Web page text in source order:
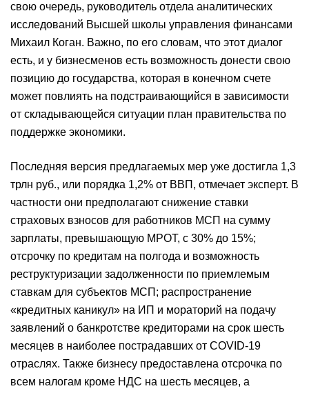
свою очередь, руководитель отдела аналитических
исследований Высшей школы управления финансами
Михаил Коган. Важно, по его словам, что этот диалог
есть, и у бизнесменов есть возможность донести свою
позицию до государства, которая в конечном счете
может повлиять на подстраивающийся в зависимости
от складывающейся ситуации план правительства по
поддержке экономики.
Последняя версия предлагаемых мер уже достигла 1,3
трлн руб., или порядка 1,2% от ВВП, отмечает эксперт. В
частности они предполагают снижение ставки
страховых взносов для работников МСП на сумму
зарплаты, превышающую МРОТ, с 30% до 15%;
отсрочку по кредитам на полгода и возможность
реструктуризации задолженности по приемлемым
ставкам для субъектов МСП; распространение
«кредитных каникул» на ИП и мораторий на подачу
заявлений о банкротстве кредиторами на срок шесть
месяцев в наиболее пострадавших от COVID-19
отраслях. Также бизнесу предоставлена отсрочка по
всем налогам кроме НДС на шесть месяцев, а